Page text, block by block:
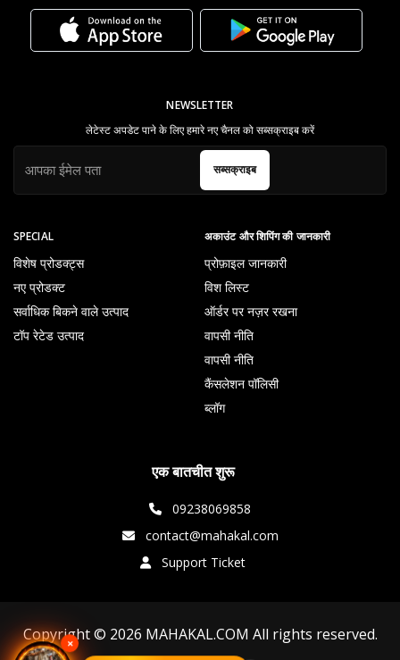
SPECIAL
विशेष प्रोडक्ट्स
नए प्रोडक्ट
सर्वाधिक बिकने वाले उत्पाद
टॉप रेटेड उत्पाद
अकाउंट और शिपिंग की जानकारी
प्रोफ़ाइल जानकारी
विश लिस्ट
ऑर्डर पर नज़र रखना
वापसी नीति
वापसी नीति
कैंसलेशन पॉलिसी
ब्लॉग
NEWSLETTER
लेटेस्ट अपडेट पाने के लिए हमारे नए चैनल को सब्सक्राइब करें
सब्सक्राइब
एक बातचीत शुरू
09238069858
contact@mahakal.com
Support Ticket
Copyright © 2026 MAHAKAL.COM All rights reserved.
×